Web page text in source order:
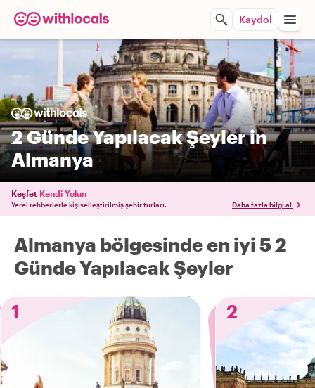
Kaydol
2 Günde Yapılacak Şeyler in
Almanya
Keşfet Kendi Yolun
Yerel rehberlerle kişiselleştirilmiş şehir turları. Daha fazla bilgi al
Almanya bölgesinde en iyi 5 2
Günde Yapılacak Şeyler
1
2